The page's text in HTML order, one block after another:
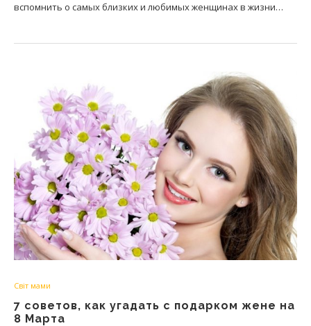
вспомнить о самых близких и любимых женщинах в жизни…
Світ мами
7 советов, как угадать с подарком жене на
8 Марта